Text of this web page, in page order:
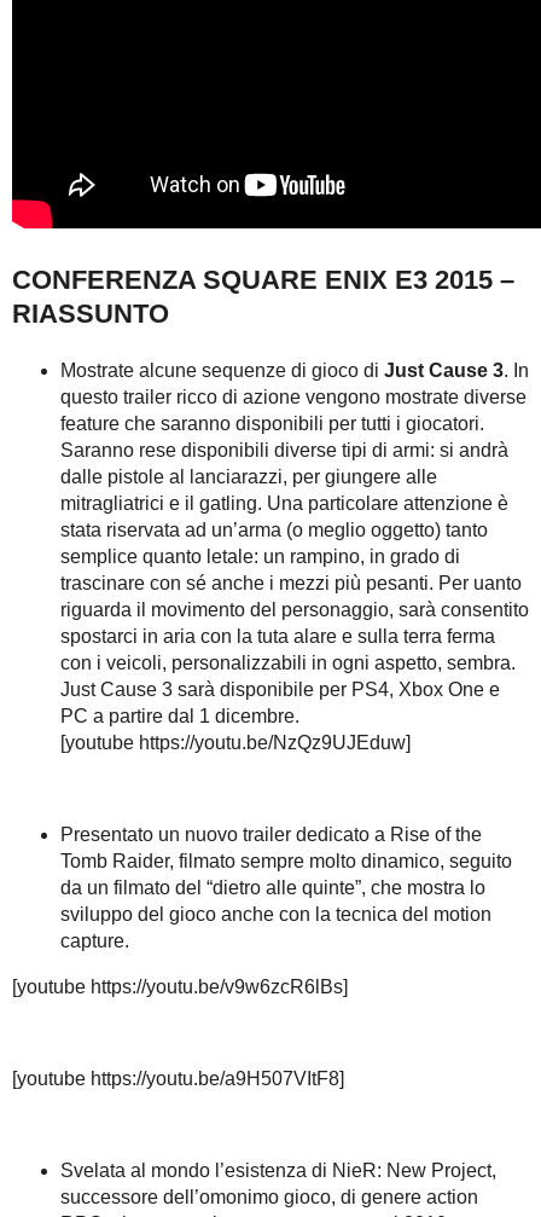
CONFERENZA SQUARE ENIX E3 2015 –
RIASSUNTO
Mostrate alcune sequenze di gioco di Just Cause 3. In
questo trailer ricco di azione vengono mostrate diverse
feature che saranno disponibili per tutti i giocatori.
Saranno rese disponibili diverse tipi di armi: si andrà
dalle pistole al lanciarazzi, per giungere alle
mitragliatrici e il gatling. Una particolare attenzione è
stata riservata ad un’arma (o meglio oggetto) tanto
semplice quanto letale: un rampino, in grado di
trascinare con sé anche i mezzi più pesanti. Per uanto
riguarda il movimento del personaggio, sarà consentito
spostarci in aria con la tuta alare e sulla terra ferma
con i veicoli, personalizzabili in ogni aspetto, sembra.
Just Cause 3 sarà disponibile per PS4, Xbox One e
PC a partire dal 1 dicembre.
[youtube https://youtu.be/NzQz9UJEduw]
Presentato un nuovo trailer dedicato a Rise of the
Tomb Raider, filmato sempre molto dinamico, seguito
da un filmato del “dietro alle quinte”, che mostra lo
sviluppo del gioco anche con la tecnica del motion
capture.
[youtube https://youtu.be/v9w6zcR6lBs]
[youtube https://youtu.be/a9H507VItF8]
Svelata al mondo l’esistenza di NieR: New Project,
successore dell’omonimo gioco, di genere action